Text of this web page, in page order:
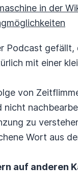
in der
Podcast
mit einer
von
nicht
zu
Wort aus
auf anderen